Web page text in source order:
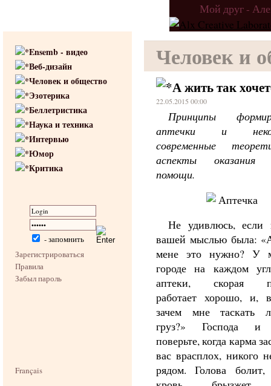
Мой друг -
Ensemb - видео
Веб-дизайн
Человек и общество
Эзотерика
Беллетристика
Наука и техника
Интервью
Юмор
Критика
- запомнить
Зарегистрироваться
Правила
Забыл пароль
Français
Человек и
А жить так
22.05.2015 00:00
Принципы
аптечки и
современные
аспекты оказания
помощи.
Не удивлюсь, если
вашей мыслью была:
мене это нужно? У
городе на каждом
аптеки, скорая
работает хорошо, и,
зачем мне таскать
груз?» Господа и
поверьте, когда карма
вас врасплох, никого
рядом. Голова болит,